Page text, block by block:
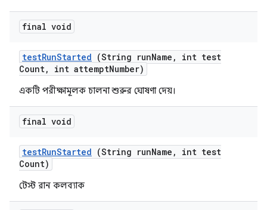
final void
testRunStarted (String runName ,
int test
Count, int attemptNumber)
একটি পরীক্ষামূলক চালনা শুরুর ঘোষণা দেয়।
final void
testRunStarted (String runName ,
int test
Count)
টেস্ট রান কলব্যাক